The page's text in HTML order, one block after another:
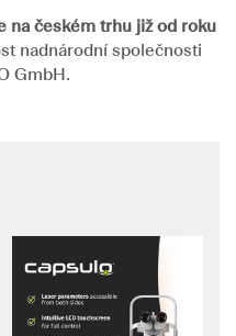
na českém trhu již od roku
nadnárodní společnosti
GmbH.